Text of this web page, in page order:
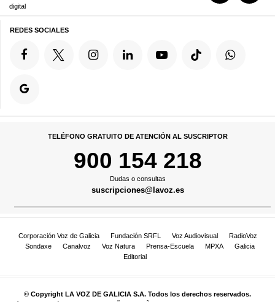
digital
REDES SOCIALES
TELÉFONO GRATUITO DE ATENCIÓN AL SUSCRIPTOR
900 154 218
Dudas o consultas
suscripciones@lavoz.es
Corporación Voz de Galicia Fundación SRFL Voz Audiovisual
RadioVoz
Sondaxe
Canalvoz Voz Natura Prensa-Escuela MPXA
Galicia
Editorial
© Copyright LA VOZ DE GALICIA S.A. Todos los derechos reservados.